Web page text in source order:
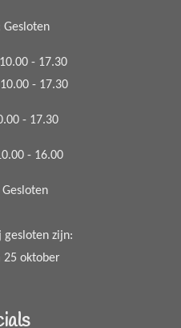
Gesloten
- 17.30
- 17.30
- 17.30
- 16.00
Gesloten
gesloten zijn:
25 oktober